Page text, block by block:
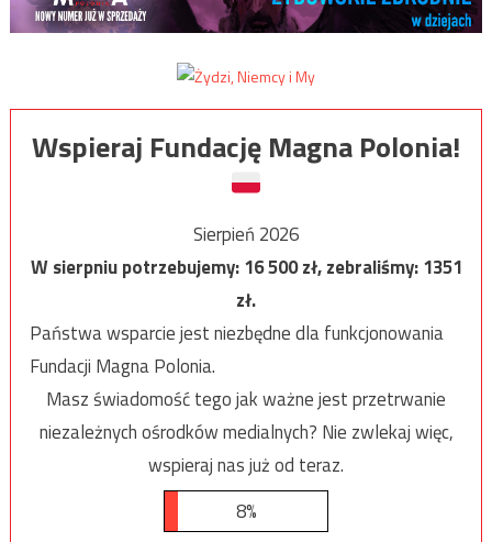
Wspieraj Fundację Magna Polonia!
Sierpień 2026
W sierpniu potrzebujemy:16 500zł, zebraliśmy:1351
zł.
Państwa wsparcie jest niezbędne dla funkcjonowania
Fundacji Magna Polonia.
Masz świadomość tego jak ważne jest przetrwanie
niezależnych ośrodków medialnych? Nie zwlekaj więc,
wspieraj nas już od teraz.
8%